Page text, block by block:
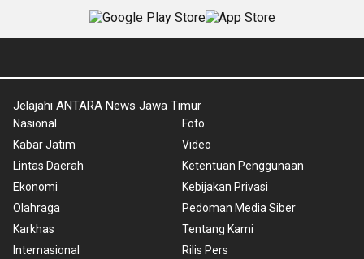
Jelajahi ANTARA News Jawa Timur
Nasional
Kabar Jatim
Lintas Daerah
Ekonomi
Olahraga
Karkhas
Internasional
Foto
Video
Ketentuan Penggunaan
Kebijakan Privasi
Pedoman Media Siber
Tentang Kami
Rilis Pers